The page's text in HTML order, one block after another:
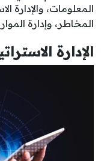
المعلومات، والإدارة
المخاطر، وإدارة
الإدارة